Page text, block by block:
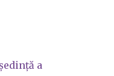
a